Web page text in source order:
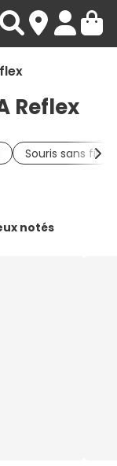
Reflex
Souris sans fil
notés